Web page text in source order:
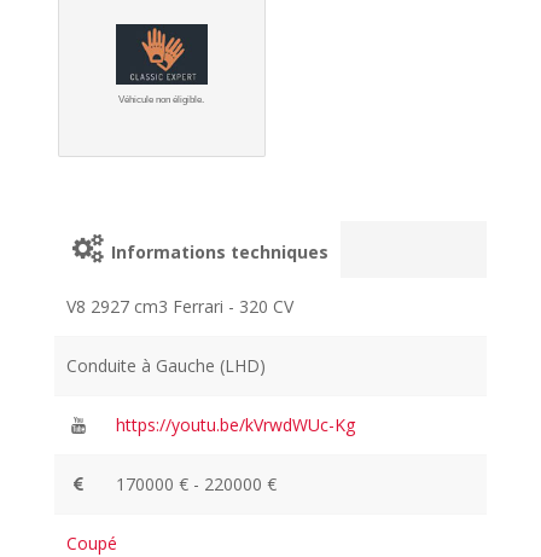
Véhicule non éligible.
Informations techniques
V8 2927 cm3 Ferrari - 320 CV
Conduite à Gauche (LHD)
https://youtu.be/kVrwdWUc-Kg
170000 € - 220000 €
Coupé